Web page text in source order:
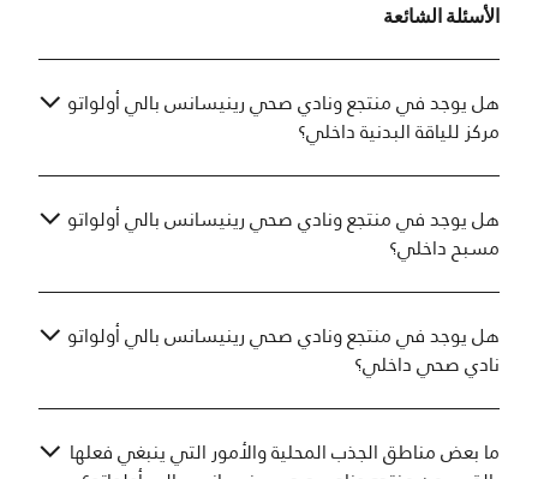
الأسئلة الشائعة
هل يوجد في منتجع ونادي صحي رينيسانس بالي أولواتو
مركز للياقة البدنية داخلي؟
هل يوجد في منتجع ونادي صحي رينيسانس بالي أولواتو
مسبح داخلي؟
هل يوجد في منتجع ونادي صحي رينيسانس بالي أولواتو
نادي صحي داخلي؟
ما بعض مناطق الجذب المحلية والأمور التي ينبغي فعلها